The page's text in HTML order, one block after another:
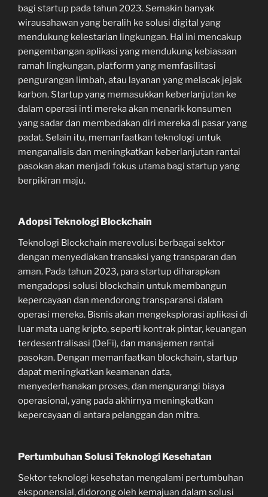
bagi startup pada tahun 2023. Semakin banyak
wirausahawan yang beralih ke solusi digital yang
mendukung kelestarian lingkungan. Hal ini mencakup
pengembangan aplikasi yang mendukung kebiasaan
ramah lingkungan, platform yang memfasilitasi
pengurangan limbah, atau layanan yang melacak jejak
karbon. Startup yang memasukkan keberlanjutan ke
dalam operasi inti mereka akan menarik konsumen
yang sadar dan membedakan diri mereka di pasar yang
padat. Selain itu, memanfaatkan teknologi untuk
menganalisis dan meningkatkan keberlanjutan rantai
pasokan akan menjadi fokus utama bagi startup yang
berpikiran maju.
Adopsi Teknologi Blockchain
Teknologi Blockchain merevolusi berbagai sektor
dengan menyediakan transaksi yang transparan dan
aman. Pada tahun 2023, para startup diharapkan
mengadopsi solusi blockchain untuk membangun
kepercayaan dan mendorong transparansi dalam
operasi mereka. Bisnis akan mengeksplorasi aplikasi di
luar mata uang kripto, seperti kontrak pintar, keuangan
terdesentralisasi (DeFi), dan manajemen rantai
pasokan. Dengan memanfaatkan blockchain, startup
dapat meningkatkan keamanan data,
menyederhanakan proses, dan mengurangi biaya
operasional, yang pada akhirnya meningkatkan
kepercayaan di antara pelanggan dan mitra.
Pertumbuhan Solusi Teknologi Kesehatan
Sektor teknologi kesehatan mengalami pertumbuhan
eksponensial, didorong oleh kemajuan dalam solusi